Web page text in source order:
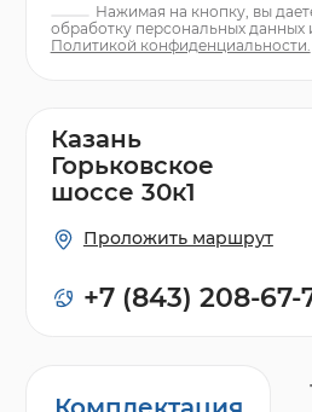
Нажимая на кнопку, вы
обработку персональных данных
Политикой конфиденциальности.
Казань
Горьковское
шоссе 30к1
Проложить маршрут
+7 (843) 208-67-